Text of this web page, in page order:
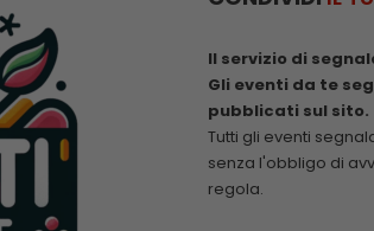
Il servizio di
Gli eventi da te
pubblicati sul sito.
Tutti gli eventi
senza l'obbligo di
regola.